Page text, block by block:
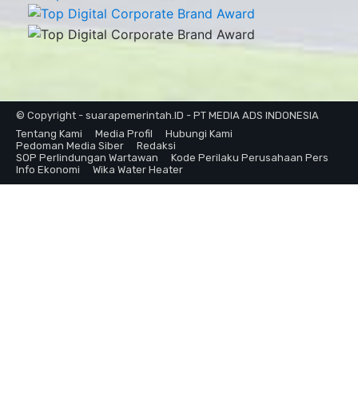
© Copyright - suarapemerintah.ID - PT MEDIA ADS INDONESIA
Tentang Kami
Media Profil
Hubungi Kami
Pedoman Media Siber
Redaksi
SOP Perlindungan Wartawan
Kode Perilaku Perusahaan Pers
Info Ekonomi
Wika Water Heater